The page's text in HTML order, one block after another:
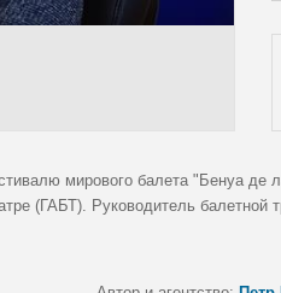
мирового балета "Бенуа де
(ГАБТ). Руководитель балетной